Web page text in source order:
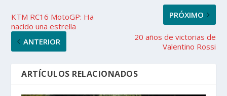
KTM RC16 MotoGP: Ha
nacido una estrella
ANTERIOR
PRÓXIMO
20 años de victorias de
Valentino Rossi
ARTÍCULOS RELACIONADOS